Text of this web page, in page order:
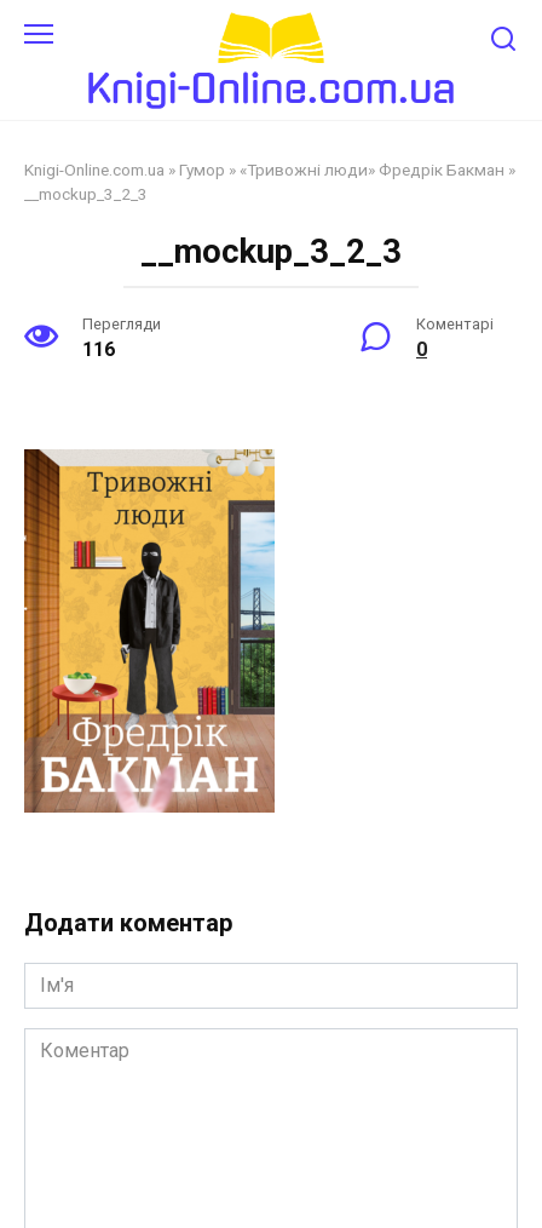
Knigi-Online.com.ua » Гумор » «Тривожні люди» Фредрік Бакман »
__mockup_3_2_3
__mockup_3_2_3
Перегляди
116
Коментарі
0
Додати коментар
Ім'я
Коментар